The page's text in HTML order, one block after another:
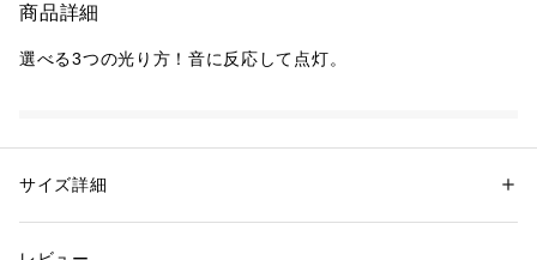
商品詳細
選べる3つの光り方！音に反応して点灯。
生産国：中国
サイズ詳細